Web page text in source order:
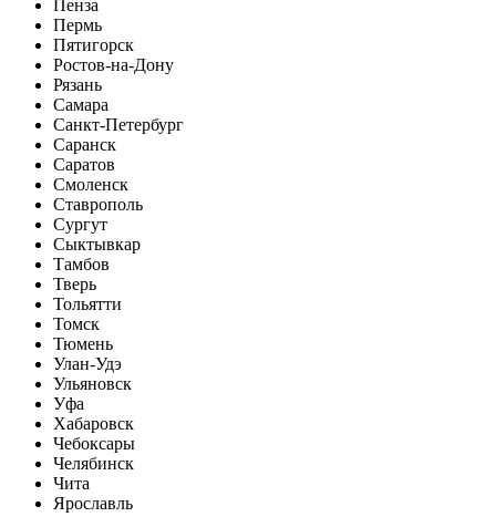
Пенза
Пермь
Пятигорск
Ростов-на-Дону
Рязань
Самара
Санкт-Петербург
Саранск
Саратов
Смоленск
Ставрополь
Сургут
Сыктывкар
Тамбов
Тверь
Тольятти
Томск
Тюмень
Улан-Удэ
Ульяновск
Уфа
Хабаровск
Чебоксары
Челябинск
Чита
Ярославль